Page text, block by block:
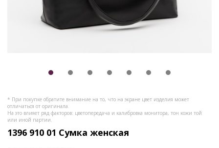
* При покупке обратите внимание на то, что на экране цвет изделия может
отличаться от оригинала.
На это влияет ряд факторов: цветопередача и калибровка монитора, тон кожи той
или иной партии.
1396 910 01 Сумка женская